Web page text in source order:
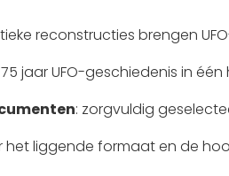
reconstructies brengen
75 jaar UFO-geschiedenis in
: zorgvuldig
het liggende formaat en de